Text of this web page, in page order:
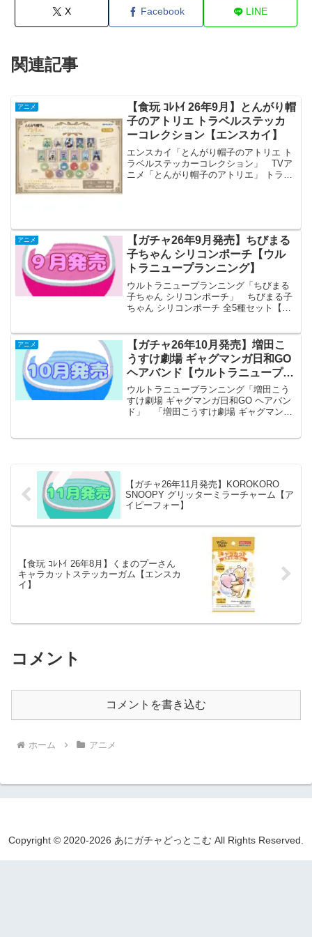
X Facebook LINE
関連記事
アニメ
【食玩 ｺﾚﾄｲ 26年9月】とんがり帽
子のアトリエ トラベルステッカ
ーコレクション【エンスカイ】
エンスカイ「とんがり帽子のアトリエ ト
ラベルステッカーコレクション」 TVア
ニメ「とんがり帽子のアトリエ」 トラベ
アニメ
【ガチャ26年9月発売】ちびまる
子ちゃん シリコンポーチ【ウル
トラニュープランニング】
ウルトラニュープランニング「ちびまる
子ちゃん シリコンポーチ」 ちびまる子
ちゃん シリコンポーチ 全5種セット【フ
チが全国のカプセルトイ売り場から発売
されます。...
アニメ
【ガチャ26年10月発売】増田こ
うすけ劇場 ギャグマンガ日和GO
ヘアバンド【ウルトラニュープラ
ンニング】
ウルトラニュープランニング「増田こう
すけ劇場 ギャグマンガ日和GO ヘアバン
ド」 「増田こうすけ劇場 ギャグマンガ
【ガチャ26年11月発売】KOROKORO
SNOOPY グリッターミラーチャーム【ア
イピーフォー】
【食玩 ｺﾚﾄｲ 26年8月】くまのプーさん
キャラカットステッカーガム【エンスカ
イ】
コメント
コメントを書き込む
ホーム アニメ
Copyright © 2020-2026 あにガチャどっとこむ All Rights Reserved.